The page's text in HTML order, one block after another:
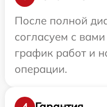
После полной
согласуем с
график работ и
операции.